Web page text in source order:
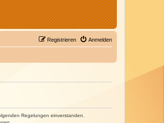
Anmelden
Registrieren
Regelungen einverstanden.